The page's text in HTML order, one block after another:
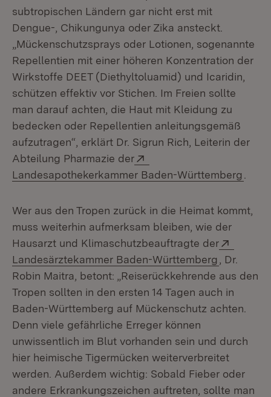
subtropischen Ländern gar nicht erst mit
Dengue-, Chikungunya oder Zika ansteckt.
„Mückenschutzsprays oder Lotionen, sogenannte
Repellentien mit einer höheren Konzentration der
Wirkstoffe DEET (Diethyltoluamid) und Icaridin,
schützen effektiv vor Stichen. Im Freien sollte
man darauf achten, die Haut mit Kleidung zu
bedecken oder Repellentien anleitungsgemäß
aufzutragen“, erklärt Dr. Sigrun Rich, Leiterin der
Abteilung Pharmazie der
Landesapothekerkammer Baden-Württemberg
Wer aus den Tropen zurück in die Heimat kommt,
muss weiterhin aufmerksam bleiben, wie der
Hausarzt und Klimaschutzbeauftragte der
Landesärztekammer Baden-Württemberg (Öffnet in
, Dr.
Robin Maitra, betont: „Reiserückkehrende aus den
Tropen sollten in den ersten 14 Tagen auch in
Baden-Württemberg auf Mückenschutz achten.
Denn viele gefährliche Erreger können
unwissentlich im Blut vorhanden sein und durch
hier heimische Tigermücken weiterverbreitet
werden. Außerdem wichtig: Sobald Fieber oder
andere Erkrankungszeichen auftreten, sollte man